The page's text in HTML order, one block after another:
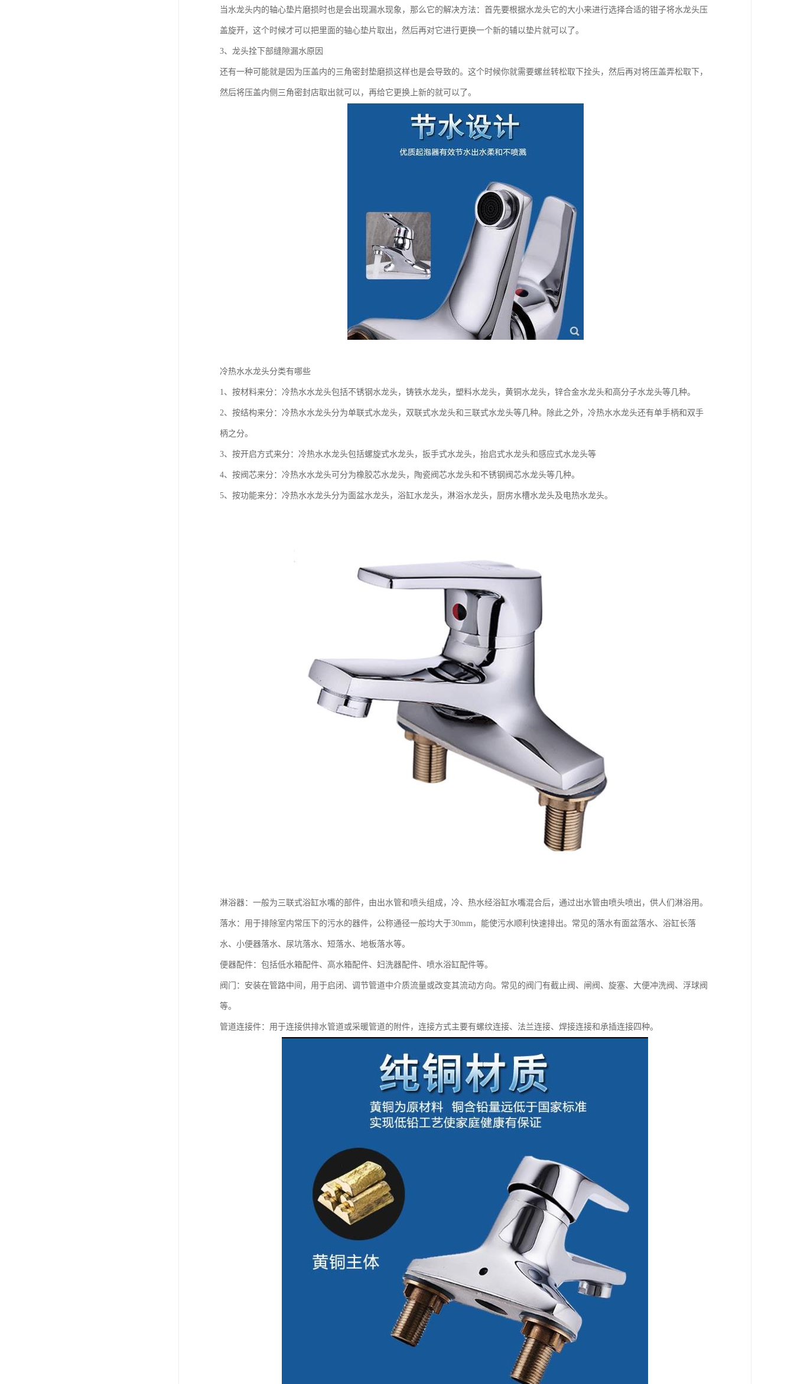
当水龙头内的轴心垫片磨损时也是会出现漏水现象，那么它的解决方法：首先要根据水龙头它的大小来进行选择合适的钳子将水龙头压
盖旋开，这个时候才可以把里面的轴心垫片取出，然后再对它进行更换一个新的辅以垫片就可以了。
3、龙头拴下部缝隙漏水原因
还有一种可能就是因为压盖内的三角密封垫磨损这样也是会导致的。这个时候你就需要螺丝转松取下拴头，然后再对将压盖弄松取下，
然后将压盖内侧三角密封店取出就可以，再给它更换上新的就可以了。
冷热水水龙头分类有哪些
1、按材料来分：冷热水水龙头包括不锈钢水龙头，铸铁水龙头，塑料水龙头，黄铜水龙头，锌合金水龙头和高分子水龙头等几种。
2、按结构来分：冷热水水龙头分为单联式水龙头，双联式水龙头和三联式水龙头等几种。除此之外，冷热水水龙头还有单手柄和双手
柄之分。
3、按开启方式来分：冷热水水龙头包括螺旋式水龙头，扳手式水龙头，抬启式水龙头和感应式水龙头等
4、按阀芯来分：冷热水水龙头可分为橡胶芯水龙头，陶瓷阀芯水龙头和不锈钢阀芯水龙头等几种。
5、按功能来分：冷热水水龙头分为面盆水龙头，浴缸水龙头，淋浴水龙头，厨房水槽水龙头及电热水龙头。
淋浴器：一般为三联式浴缸水嘴的部件，由出水管和喷头组成，冷、热水经浴缸水嘴混合后，通过出水管由喷头喷出，供人们淋浴用。
落水：用于排除室内常压下的污水的器件，公称通径一般均大于30mm，能使污水顺利快速排出。常见的落水有面盆落水、浴缸长落
水、小便器落水、尿坑落水、短落水、地板落水等。
便器配件：包括低水箱配件、高水箱配件、妇洗器配件、喷水浴缸配件等。
阀门：安装在管路中间，用于启闭、调节管道中介质流量或改变其流动方向。常见的阀门有截止阀、闸阀、旋塞、大便冲洗阀、浮球阀
等。
管道连接件：用于连接供排水管道或采暖管道的附件，连接方式主要有螺纹连接、法兰连接、焊接连接和承插连接四种。